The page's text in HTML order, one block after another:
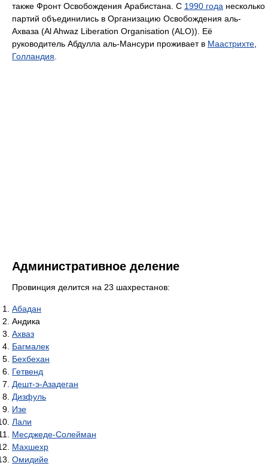
также Фронт Освобождения Арабистана. С 1990 года несколько
партий объединились в Организацию Освобождения аль-
Ахваза (Al Ahwaz Liberation Organisation (ALO)). Её
руководитель Абдулла аль-Мансури проживает в Маастрихте
Голландия
Административное деление
Провинция делится на 23 шахрестанов:
Абадан
Андика
Ахваз
Багмалек
Бехбехан
Гетвенд
Дешт-э-Азадеган
Дизфуль
Изе
Лали
Месджеде-Солейман
Махшехр
Омидийе